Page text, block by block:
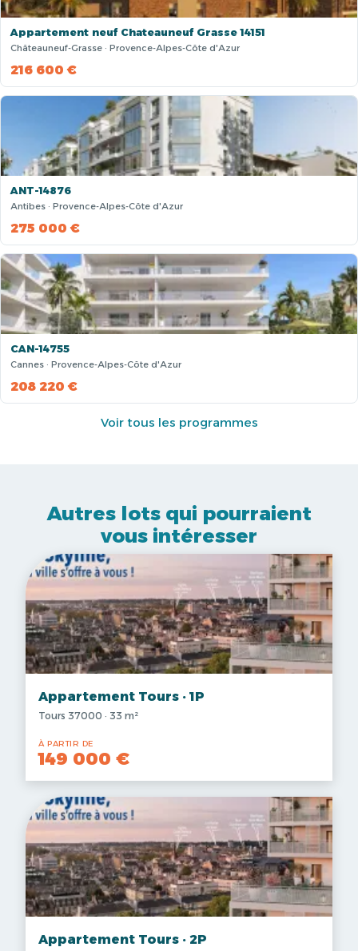
Appartement neuf Chateauneuf Grasse 14151
Châteauneuf-Grasse · Provence-Alpes-Côte d'Azur
216 600 €
ANT-14876
Antibes · Provence-Alpes-Côte d'Azur
275 000 €
CAN-14755
Cannes · Provence-Alpes-Côte d'Azur
208 220 €
Voir tous les programmes
Autres lots qui pourraient
vous intéresser
Appartement Tours · 1P
Tours 37000 · 33 m²
À PARTIR DE
149 000 €
Appartement Tours · 2P